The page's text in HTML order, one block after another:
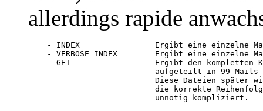
allerdings rapide
- INDEX                Ergibt eine einzelne
- VERBOSE INDEX        Ergibt eine einzelne
- GET                  Ergibt den kompletten
aufgeteilt in 99 Mails
Diese Dateien später
die korrekte